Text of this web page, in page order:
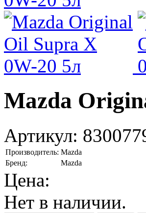
Mazda
Артикул:
Производитель: Mazda
Бренд:
Mazda
Цена:
Нет в наличии.